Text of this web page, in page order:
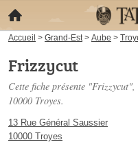
Accueil > Grand-Est > Aube >
Frizzycut
Cette fiche présente
10000 Troyes.
13 Rue Général Saussier
10000 Troyes